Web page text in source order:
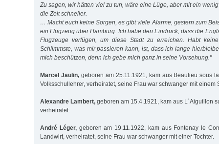
Zu sagen, wir hätten viel zu tun, wäre eine Lüge, aber mit ein
die Zeit schneller.
… Macht euch keine Sorgen, es gibt viele Alarme, gestern zum
ein Flugzeug über Hamburg. Ich habe den Eindruck, dass die
Flugzeuge verfügen, um diese Stadt zu erreichen. Habt
Schlimmste, was mir passieren kann, ist, dass ich lange
mich beschützen, denn ich gebe mich ganz in seine Vorsehung."
Marcel Jaulin,geboren am 25.11.1921, kam aus Beaulieu sous
Volksschullehrer, verheiratet, seine Frau war schwanger mit einem
Alexandre Lambert, geboren am 15.4.1921, kam aus L´Aiguillon
verheiratet.
André Léger,geboren am 19.11.1922, kam aus Fontenay le
Landwirt, verheiratet, seine Frau war schwanger mit einer Tochter.